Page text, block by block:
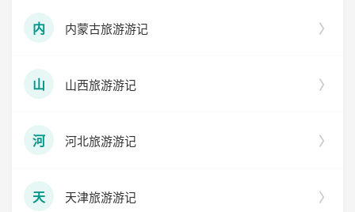
内 内蒙古旅游游记
山 山西旅游游记
河 河北旅游游记
天 天津旅游游记